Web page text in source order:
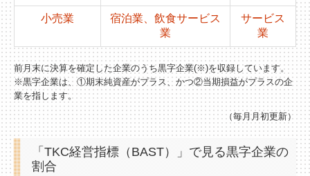
戦略販売・購買情報システム
戦略給与情報システム
建設業用会計情報DB
小売業
宿泊業、飲食サービス
業
サービス
業
前月末に決算を確定した企業のうち黒字企業(※)を収録しています。
※黒字企業は、①期末純資産がプラス、かつ②当期損益がプラスの企
業を指します。
（毎月月初更新）
「TKC経営指標（BAST）」で見る黒字企業の
割合